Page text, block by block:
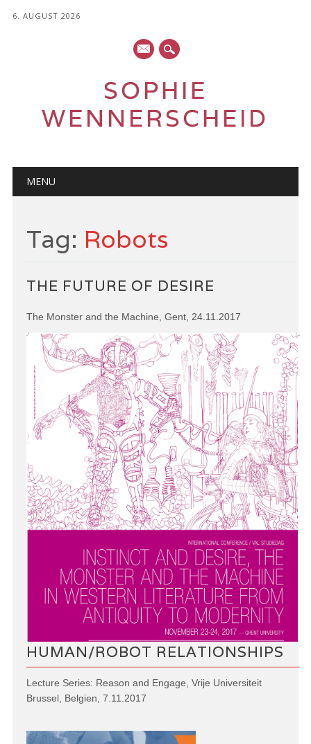
6. AUGUST 2026
mail
SOPHIE
WENNERSCHEID
Main menu
MENU
Tag: Robots
THE FUTURE OF DESIRE
The Monster and the Machine, Gent, 24.11.2017
HUMAN/ROBOT RELATIONSHIPS
Lecture Series: Reason and Engage, Vrije Universiteit
Brussel, Belgien, 7.11.2017